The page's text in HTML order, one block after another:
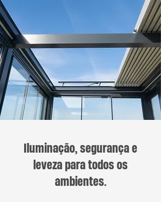
Iluminação, segurança e
leveza para todos os
ambientes.